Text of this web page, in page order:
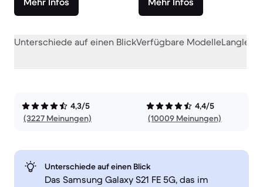
Unterschiede auf einen BlickVerfügbare Modelle
4,3/5
(3227 Meinungen)
4,4/5
(10009 Meinungen)
Unterschiede auf einen Blick
Das Samsung Galaxy S21 FE 5G, das im